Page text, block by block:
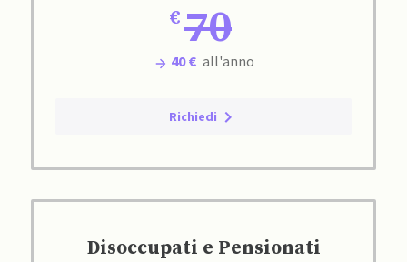
70
40 € all'anno
Richiedi
Disoccupati e Pensionati